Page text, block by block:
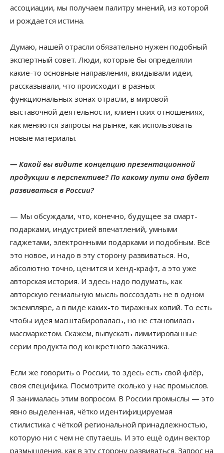
ассоциации, мы получаем палитру мнений, из которой
и рождается истина.
Думаю, нашей отрасли обязательно нужен подобный
экспертный совет. Люди, которые бы определяли
какие-то основные направления, вкидывали идеи,
рассказывали, что происходит в разных
функциональных зонах отрасли, в мировой
выставочной деятельности, клиентских отношениях,
как меняются запросы на рынке, как использовать
новые материалы.
— Какой вы видите концепцию презентационной
продукции в перспективе? По какому пути она будет
развиваться в России?
— Мы обсуждали, что, конечно, будущее за смарт-
подарками, индустрией впечатлений, умными
гаджетами, электронными подарками и подобным. Всё
это новое, и надо в эту сторону развиваться. Но,
абсолютно точно, ценится и хенд-крафт, а это уже
авторская история. И здесь надо подумать, как
авторскую гениальную мысль воссоздать не в одном
экземпляре, а в виде каких-то тиражных копий. То есть
чтобы идея масштабировалась, но не становилась
массмаркетом. Скажем, выпускать лимитированные
серии продукта под конкретного заказчика.
Если же говорить о России, то здесь есть свой флёр,
своя специфика. Посмотрите сколько у нас промыслов.
Я занималась этим вопросом. В России промыслы — это
явно выделенная, чётко идентифицируемая
стилистика с чёткой региональной принадлежностью,
которую ни с чем не спутаешь. И это ещё один вектор
размышления, как в эту сторону развиваться. Запрос на